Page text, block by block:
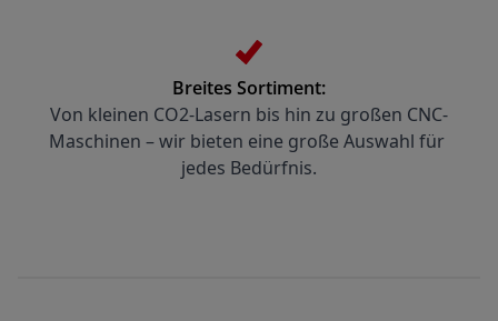
Breites Sortiment:
Von kleinen CO2-Lasern bis hin zu großen CNC-
Maschinen – wir bieten eine große Auswahl für
jedes Bedürfnis.